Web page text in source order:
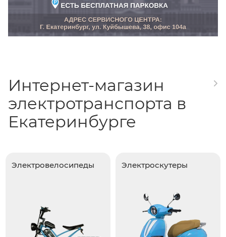
Интернет-магазин
электротранспорта в
Екатеринбурге
Электровелосипеды Электроскутеры